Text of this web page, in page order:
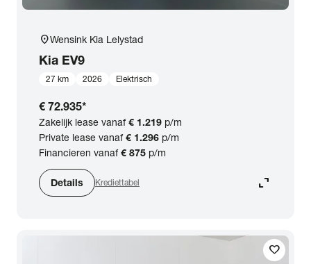
location_onWensink Kia Lelystad
Kia EV9
27 km 2026 Elektrisch
€ 72.935*
Zakelijk lease vanaf€ 1.219 p/m
Private lease vanaf€ 1.296 p/m
Financieren vanaf€ 875 p/m
Details Krediettabel expand_content
favorite